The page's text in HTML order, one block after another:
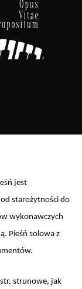
jest
starożytności do
wykonawczych
Pieśń solowa z
strunowe, jak